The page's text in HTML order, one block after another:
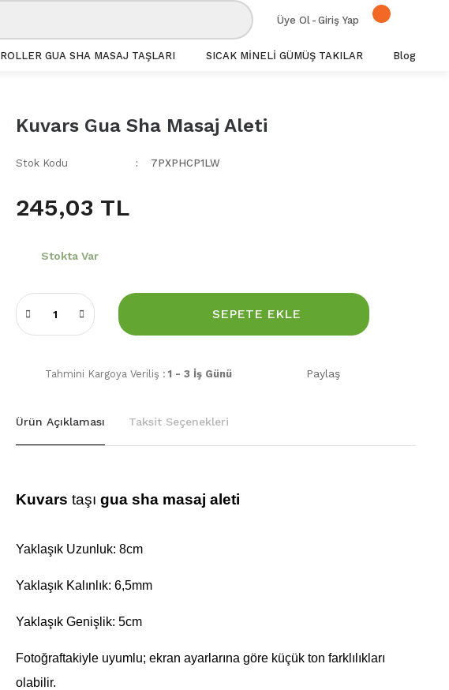
Üye Ol - Giriş Yap
ROLLER GUA SHA MASAJ TAŞLARI SICAK MİNELİ GÜMÜŞ TAKILAR Blog
Kuvars Gua Sha Masaj Aleti
Stok Kodu 7PXPHCP1LW
245,03 TL
Stokta Var
SEPETE EKLE
Tahmini Kargoya Veriliş : 1 - 3 İş Günü Paylaş
Ürün Açıklaması Taksit Seçenekleri
Kuvars taşı gua sha masaj aleti
Yaklaşık Uzunluk: 8cm
Yaklaşık Kalınlık: 6,5mm
Yaklaşık Genişlik: 5cm
Fotoğraftakiyle uyumlu; ekran ayarlarına göre küçük ton farklılıkları
olabilir.